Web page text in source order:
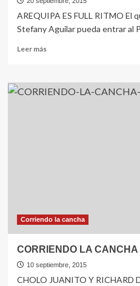
AREQUIPA ES FULL RITMO El
Stefany Aguilar pueda entrar al
Leer másLeer
CORRIENDO
LA
Corriendo la cancha
CORRIENDO LA CANCHA
10 septiembre, 2015
CHOLO JUANITO Y RICHARD